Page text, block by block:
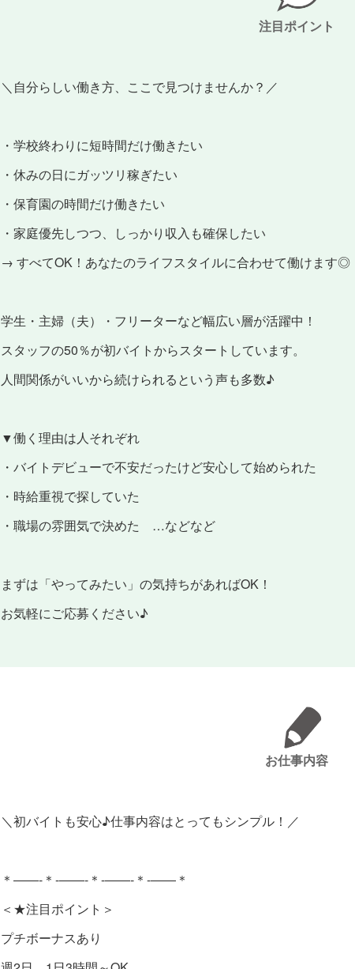
注目ポイント
＼自分らしい働き方、ここで見つけませんか？／
・学校終わりに短時間だけ働きたい
・休みの日にガッツリ稼ぎたい
・保育園の時間だけ働きたい
・家庭優先しつつ、しっかり収入も確保したい
→ すべてOK！あなたのライフスタイルに合わせて働けます◎
学生・主婦（夫）・フリーターなど幅広い層が活躍中！
スタッフの50％が初バイトからスタートしています。
人間関係がいいから続けられるという声も多数♪
▼働く理由は人それぞれ
・バイトデビューで不安だったけど安心して始められた
・時給重視で探していた
・職場の雰囲気で決めた …などなど
まずは「やってみたい」の気持ちがあればOK！
お気軽にご応募ください♪
お仕事内容
＼初バイトも安心♪仕事内容はとってもシンプル！／
＊――-＊-――-＊-――-＊-――＊
＜★注目ポイント＞
プチボーナスあり